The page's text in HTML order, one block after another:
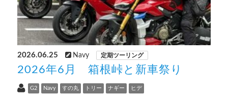
2026.06.25 Navy 定期ツーリング
2026年6月 箱根峠と新車祭り
G2 Navy すの丸 トリー ナギー ヒデ